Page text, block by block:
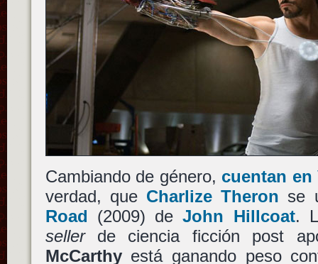
Cambiando de género, cuentan en
verdad, que Charlize Theron se
Road (2009) deJohn Hillcoat.
sellerde ciencia ficción post
McCarthyestá ganando peso